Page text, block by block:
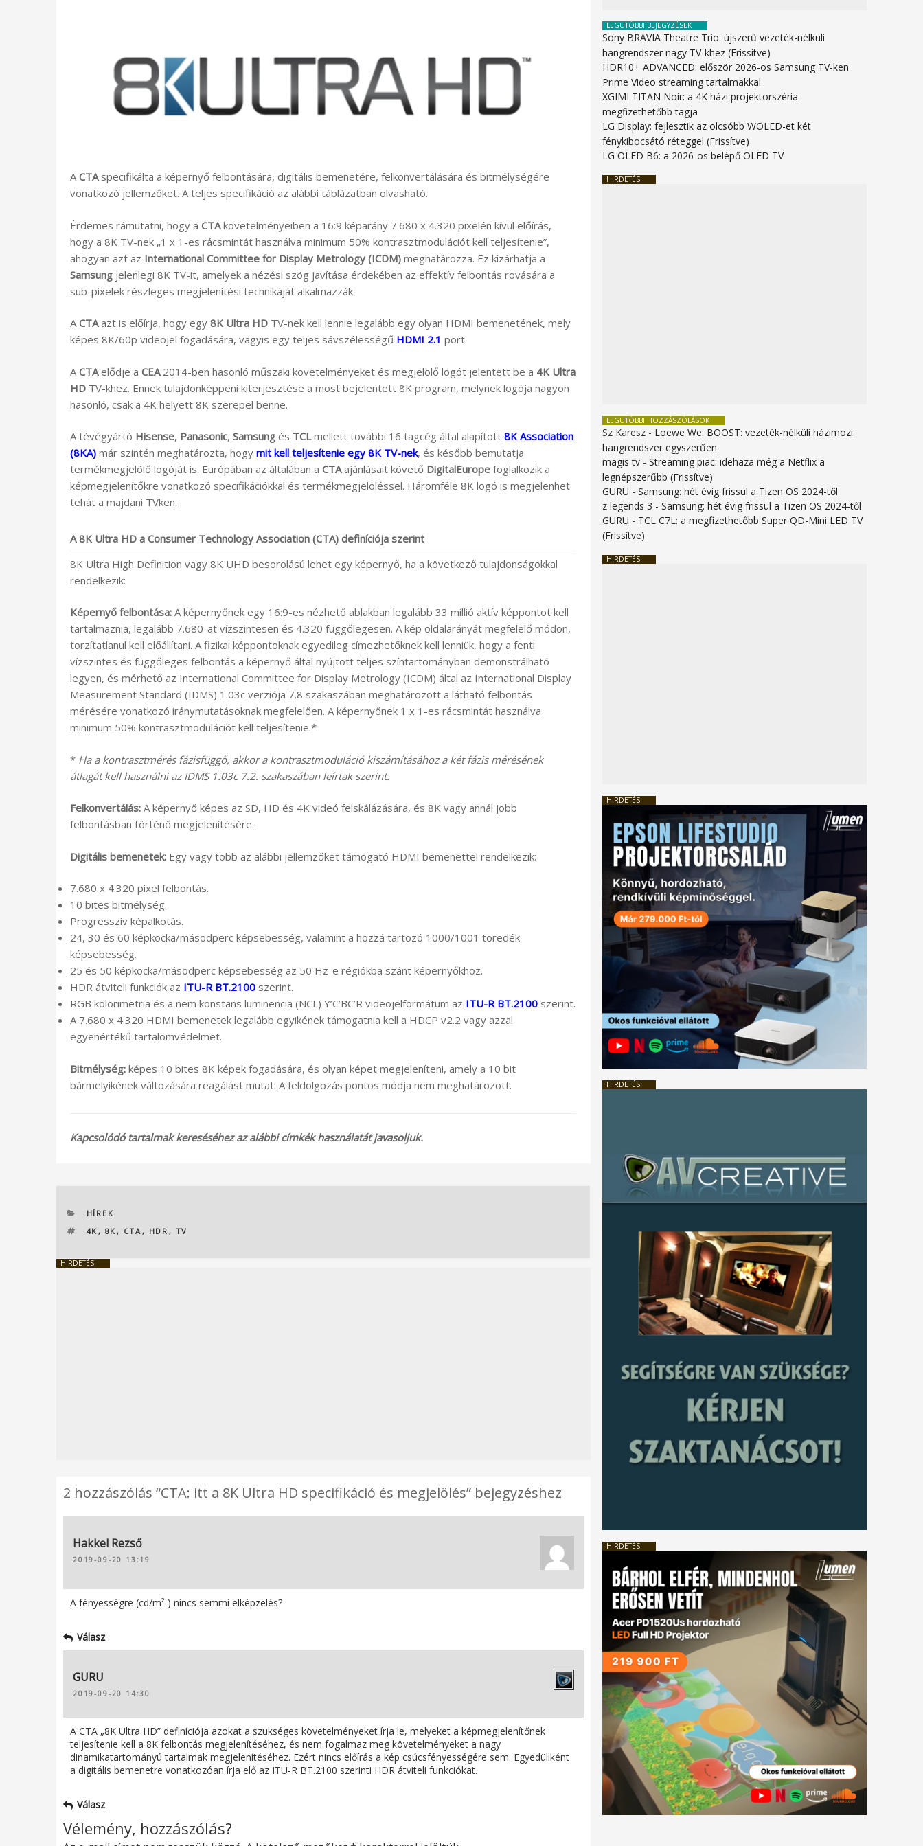
ACTAspecifikálta a képernyő felbontására, digitális bemenetére, felkonvertálására és bitmélységére
vonatkozó jellemzőket. A teljes specifikáció az alábbi táblázatban olvasható.
Érdemes rámutatni, hogy a CTAkövetelményeiben a 16:9 képarány 7.680 x 4.320 pixelén kívül előírás,
hogy a 8K TV-nek „1 x 1-es rácsmintát használva minimum 50% kontrasztmodulációt kell teljesítenie”,
ahogyan azt az International Committee for Display Metrology (ICDM) meghatározza. Ez kizárhatja a
Samsung jelenlegi 8K TV-it, amelyek a nézési szög javítása érdekében az effektív felbontás rovására a
sub-pixelek részleges megjelenítési technikáját alkalmazzák.
ACTAazt is előírja, hogy egy 8K Ultra HD TV-nek kell lennie legalább egy olyan HDMI bemenetének, mely
képes 8K/60p videojel fogadására, vagyis egy teljes sávszélességű HDMI 2.1 port.
A CTAelődje a CEA2014-ben hasonló műszaki követelményeket és megjelölő logót jelentett be a 4K Ultra
HD TV-khez. Ennek tulajdonképpeni kiterjesztése a most bejelentett 8K program, melynek logója nagyon
hasonló, csak a 4K helyett 8K szerepel benne.
A tévégyártó Hisense, Panasonic, Samsung és TCLmellett további 16 tagcég által alapított 8K Association
(8KA) már szintén meghatározta, hogy mit kell teljesítenie egy 8K TV-nek, és később bemutatja
termékmegjelölő logóját is. Európában az általában a CTAajánlásait követő DigitalEurope foglalkozik a
képmegjelenítőkre vonatkozó specifikációkkal és termékmegjelöléssel. Háromféle 8K logó is megjelenhet
tehát a majdani TVken.
A 8K Ultra HD a Consumer Technology Association (CTA) definíciója szerint
8K Ultra High Definition vagy 8K UHD besorolású lehet egy képernyő, ha a következő tulajdonságokkal
rendelkezik:
Képernyő felbontása: A képernyőnek egy 16:9-es nézhető ablakban legalább 33 millió aktív képpontot kell
tartalmaznia, legalább 7.680-at vízszintesen és 4.320 függőlegesen. A kép oldalarányát megfelelő módon,
torzítatlanul kell előállítani. A fizikai képpontoknak egyedileg címezhetőknek kell lenniük, hogy a fenti
vízszintes és függőleges felbontás a képernyő által nyújtott teljes színtartományban demonstrálható
legyen, és mérhető az International Committee for Display Metrology (ICDM) által az International Display
Measurement Standard (IDMS) 1.03c verziója 7.8 szakaszában meghatározott a látható felbontás
mérésére vonatkozó iránymutatásoknak megfelelően. A képernyőnek 1 x 1-es rácsmintát használva
minimum 50% kontrasztmodulációt kell teljesítenie.*
* Ha a kontrasztmérés fázisfüggő, akkor a kontrasztmoduláció kiszámításához a két fázis mérésének
átlagát kell használni az IDMS 1.03c 7.2. szakaszában leírtak szerint.
Felkonvertálás: A képernyő képes az SD, HD és 4K videó felskálázására, és 8K vagy annál jobb
felbontásban történő megjelenítésére.
Digitális bemenetek: Egy vagy több az alábbi jellemzőket támogató HDMI bemenettel rendelkezik:
7.680 x 4.320 pixel felbontás.
10 bites bitmélység.
Progresszív képalkotás.
24, 30 és 60 képkocka/másodperc képsebesség, valamint a hozzá tartozó 1000/1001 töredék
képsebesség.
25 és 50 képkocka/másodperc képsebesség az 50 Hz-e régiókba szánt képernyőkhöz.
HDR átviteli funkciók az ITU-R BT.2100 szerint.
RGB kolorimetria és a nem konstans luminencia (NCL) Y’C’BC’R videojelformátum az ITU-R BT.2100 szerint.
A 7.680 x 4.320 HDMI bemenetek legalább egyikének támogatnia kell a HDCP v2.2 vagy azzal
egyenértékű tartalomvédelmet.
Bitmélység: képes 10 bites 8K képek fogadására, és olyan képet megjeleníteni, amely a 10 bit
bármelyikének változására reagálást mutat. A feldolgozás pontos módja nem meghatározott.
Kapcsolódó tartalmak kereséséhez az alábbi címkék használatát javasoljuk.
KATEGÓRIÁK
HÍREK
CÍMKÉK
4K , 8K , CTA , HDR , TV
HIRDETÉS
2 hozzászólás “CTA: itt a 8K Ultra HD specifikáció és megjelölés” bejegyzéshez
Hakkel Rezső
2019-09-20 13:19
A fényességre (cd/m² ) nincs semmi elképzelés?
Válasz
GURU
2019-09-20 14:30
A CTA „8K Ultra HD” definíciója azokat a szükséges követelményeket írja le, melyeket a képmegjelenítőnek
teljesítenie kell a 8K felbontás megjelenítéséhez, és nem fogalmaz meg követelményeket a nagy
dinamikatartományú tartalmak megjelenítéséhez. Ezért nincs előírás a kép csúcsfényességére sem. Egyedüliként
a digitális bemenetre vonatkozóan írja elő az ITU-R BT.2100 szerinti HDR átviteli funkciókat.
Válasz
Vélemény, hozzászólás?
LEGUTÓBBI BEJEGYZÉSEK
Sony BRAVIA Theatre Trio: újszerű vezeték-nélküli
hangrendszer nagy TV-khez (Frissítve)
HDR10+ ADVANCED: először 2026-os Samsung TV-ken
Prime Video streaming tartalmakkal
XGIMI TITAN Noir: a 4K házi projektorszéria
megfizethetőbb tagja
LG Display: fejlesztik az olcsóbb WOLED-et két
fénykibocsátó réteggel (Frissítve)
LG OLED B6: a 2026-os belépő OLED TV
HIRDETÉS
LEGUTÓBBI HOZZÁSZÓLÁSOK
Sz Karesz - Loewe We. BOOST: vezeték-nélküli házimozi
hangrendszer egyszerűen
magis tv -Streaming piac: idehaza még a Netflix a
legnépszerűbb (Frissítve)
GURU -Samsung: hét évig frissül a Tizen OS 2024-től
z legends 3 -Samsung: hét évig frissül a Tizen OS 2024-től
GURU - TCL C7L: a megfizethetőbb Super QD-Mini LED TV
(Frissítve)
HIRDETÉS
HIRDETÉS
HIRDETÉS
HIRDETÉS